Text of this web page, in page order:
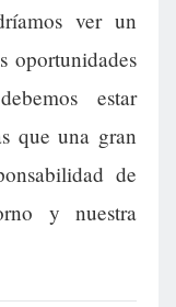
ver un
oportunidades
estar
que una gran
de
y nuestra